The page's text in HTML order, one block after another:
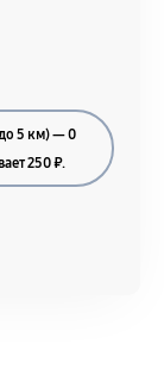
5 км) — 0
250 ₽.